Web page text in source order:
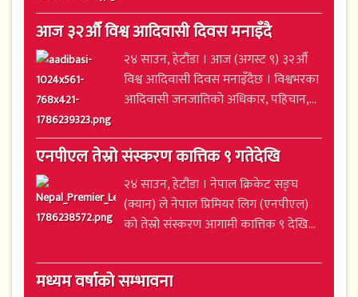
आज ३२औँ विश्व आदिवासी दिवस मनाइँदै
२४ साउन, हेटौंडा । आज (अगस्ट ९) ३२औँ
विश्व आदिवासी दिवस मनाइँदैछ । विश्वभरका
आदिवासी जनजातिको अधिकार, पहिचान,...
एनपीएल तेस्रो संस्करण कात्तिक ९ गतेदेखि
२४ साउन, हेटौंडा । नेपाल क्रिकेट सङ्घ
(क्यान) ले नेपाल प्रिमियर लिग (एनपीएल)
को तेस्रो संस्करण आगामी कात्तिक ९ देखि...
मध्यम वर्षाको सम्भावना